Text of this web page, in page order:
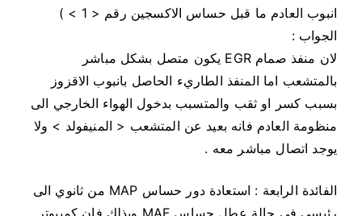
انبوب العادم ما قبل حساس الاكسجين رقم < 1 > )
الجواب :
لان منفذ صمام EGR يكون متصل بشكل مباشر
بالمتشعب اما المنفذ الطاريء الحاصل بانبوب الاقزوز
بسبب كسر او ثقب والمتسبب بدخول الهواء الخارجي الى
منظومة العادم فانه بعيد عن المتشعب < المنيفولد > ولا
يوجد اتصال مباشر معه .
الفائدة الرابعة : استعادة دور حساس MAP من ثانوي الى